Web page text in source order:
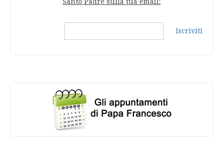
Santo Padre sulla tua email:
Iscriviti